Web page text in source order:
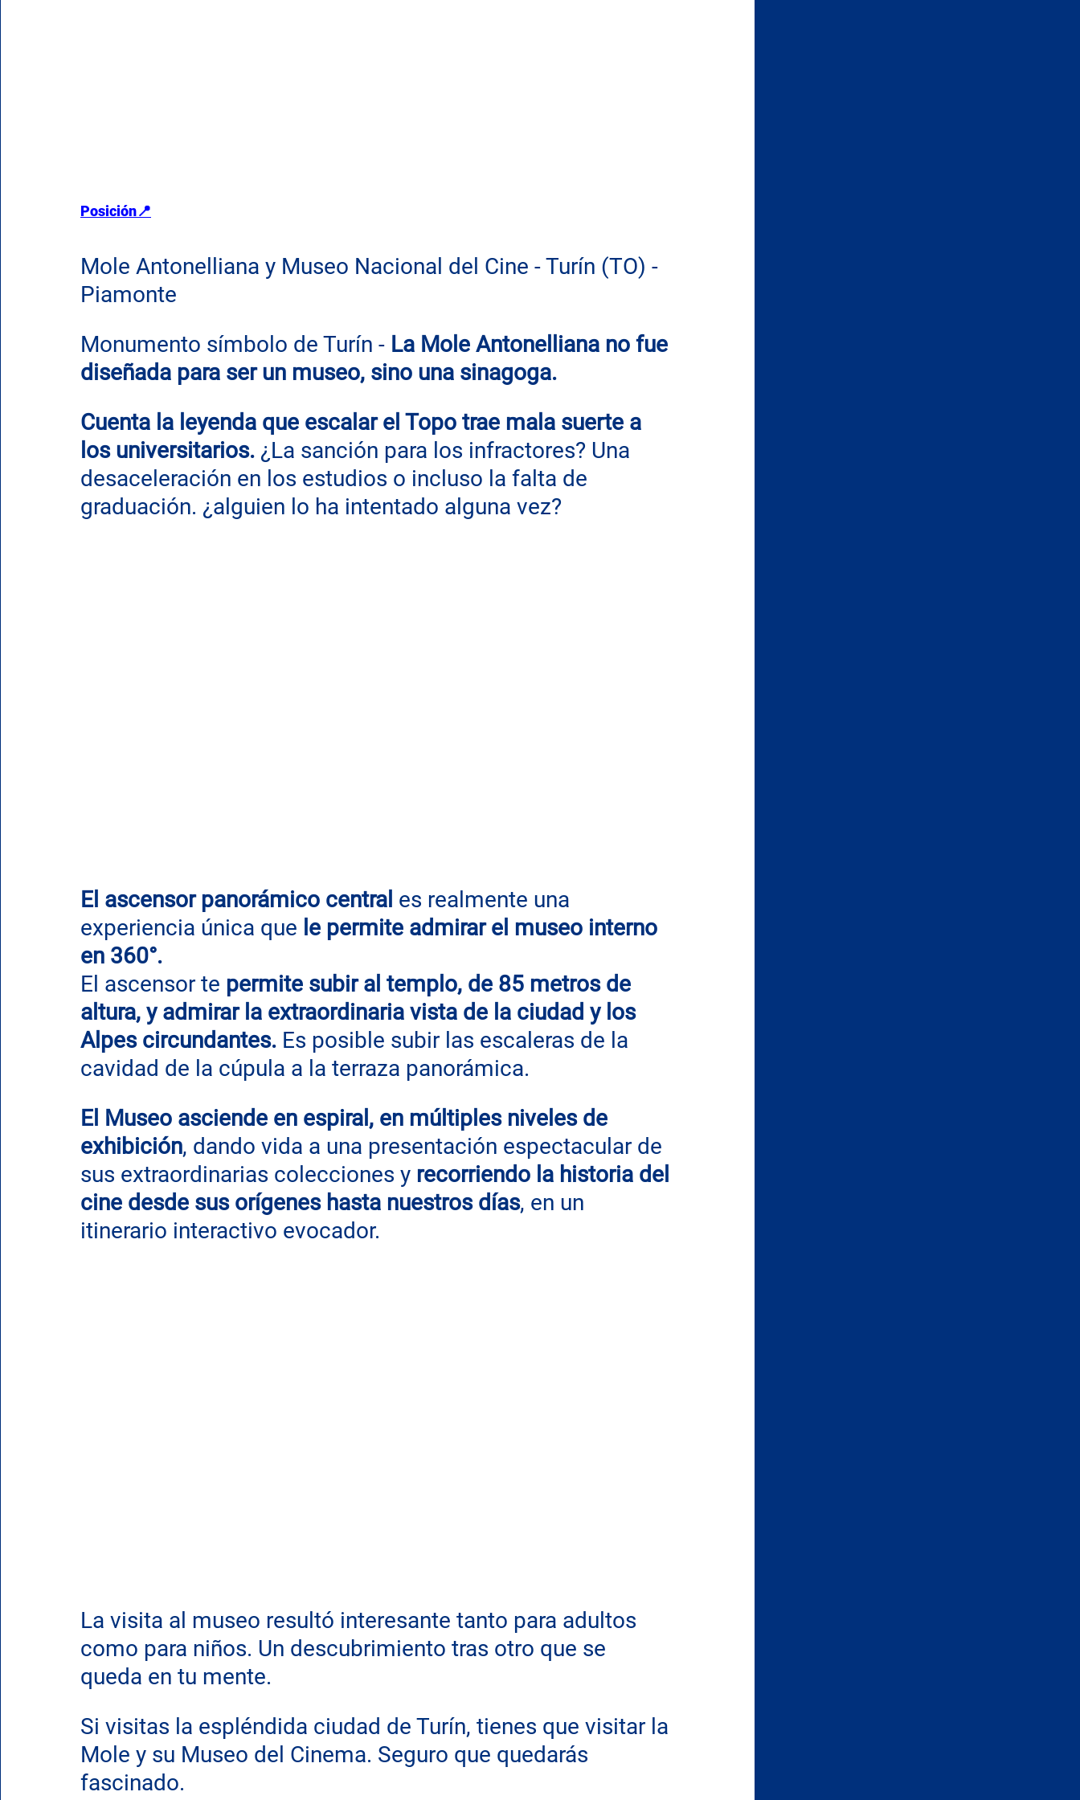
Posición📍
Mole Antonelliana y Museo Nacional del Cine - Turín (TO) -
Piamonte
Monumento símbolo de Turín - La Mole Antonelliana no fue
diseñada para ser un museo, sino una sinagoga.
Cuenta la leyenda que escalar el Topo trae mala suerte a
los universitarios. ¿La sanción para los infractores? Una
desaceleración en los estudios o incluso la falta de
graduación. ¿alguien lo ha intentado alguna vez?
El ascensor panorámico central es realmente una
experiencia única que le permite admirar el museo interno
en 360°.
El ascensor te permite subir al templo, de 85 metros de
altura, y admirar la extraordinaria vista de la ciudad y los
Alpes circundantes. Es posible subir las escaleras de la
cavidad de la cúpula a la terraza panorámica.
El Museo asciende en espiral, en múltiples niveles de
exhibición, dando vida a una presentación espectacular de
sus extraordinarias colecciones y recorriendo la historia del
cine desde sus orígenes hasta nuestros días, en un
itinerario interactivo evocador.
La visita al museo resultó interesante tanto para adultos
como para niños. Un descubrimiento tras otro que se
queda en tu mente.
Si visitas la espléndida ciudad de Turín, tienes que visitar la
Mole y su Museo del Cinema. Seguro que quedarás
fascinado.